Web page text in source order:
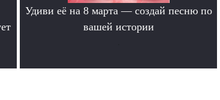
Удиви её на 8 марта — создай песню по
вашей истории